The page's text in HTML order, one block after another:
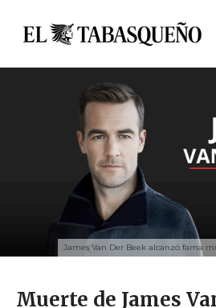
James Van Der Beek alcanzó fama
Muerte de James